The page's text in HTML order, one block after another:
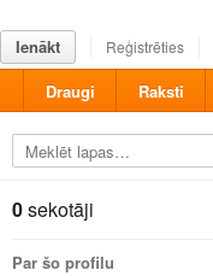
Ienākt Reģistrēties
Draugi Raksti
0sekotāji
Par šo profilu